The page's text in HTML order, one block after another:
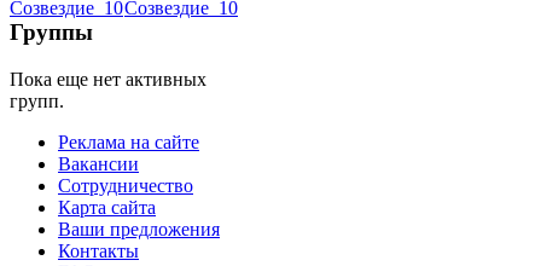
Группы
Пока еще нет активных
групп.
Реклама на сайте
Вакансии
Сотрудничество
Карта сайта
Ваши предложения
Контакты